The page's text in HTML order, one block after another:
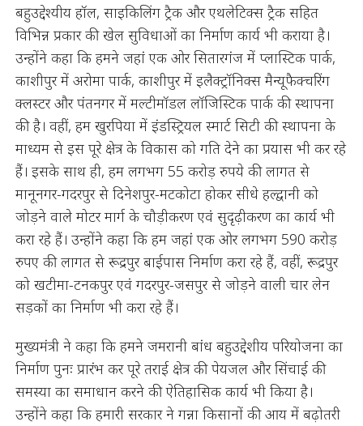
बहुउद्देश्यीय हॉल, साइकिलिंग ट्रैक और एथलेटिक्स ट्रैक सहित
विभिन्न प्रकार की खेल सुविधाओं का निर्माण कार्य भी कराया है।
उन्होंने कहा कि हमने जहां एक ओर सितारगंज में प्लास्टिक पार्क,
काशीपुर में अरोमा पार्क, काशीपुर में इलैक्ट्रॉनिक्स मैन्यूफैक्चरिंग
क्लस्टर और पंतनगर में मल्टीमॉडल लॉजिस्टिक पार्क की स्थापना
की है। वहीं, हम खुरपिया में इंडस्ट्रियल स्मार्ट सिटी की स्थापना के
माध्यम से इस पूरे क्षेत्र के विकास को गति देने का प्रयास भी कर रहे
हैं। इसके साथ ही, हम लगभग 55 करोड़ रुपये की लागत से
मानूनगर-गदरपुर से दिनेशपुर-मटकोटा होकर सीधे हल्द्वानी को
जोड़ने वाले मोटर मार्ग के चौड़ीकरण एवं सुदृढ़ीकरण का कार्य भी
करा रहे हैं। उन्होंने कहा कि हम जहां एक ओर लगभग 590 करोड़
रुपए की लागत से रूद्रपुर बाईपास निर्माण करा रहे हैं, वहीं, रूद्रपुर
को खटीमा-टनकपुर एवं गदरपुर-जसपुर से जोड़ने वाली चार लेन
सड़कों का निर्माण भी करा रहे हैं।
मुख्यमंत्री ने कहा कि हमने जमरानी बांध बहुउद्देशीय परियोजना का
निर्माण पुनः प्रारंभ कर पूरे तराई क्षेत्र की पेयजल और सिंचाई की
समस्या का समाधान करने की ऐतिहासिक कार्य भी किया है।
उन्होंने कहा कि हमारी सरकार ने गन्ना किसानों की आय में बढ़ोतरी